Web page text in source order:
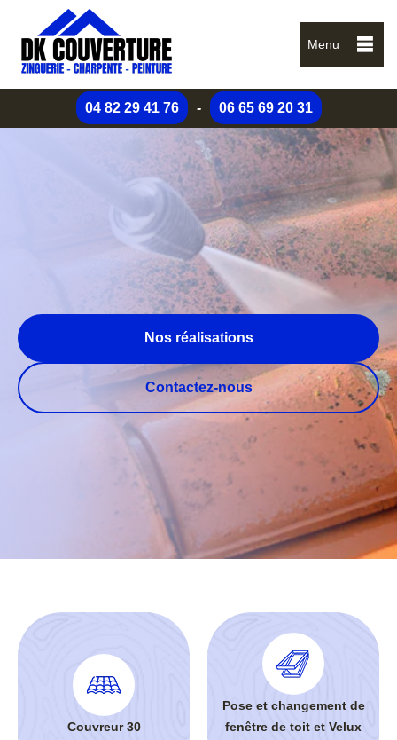
Menu
04 82 29 41 76 - 06 65 69 20 31
Nos réalisations
Contactez-nous
Couvreur 30
Pose et changement de
fenêtre de toit et Velux